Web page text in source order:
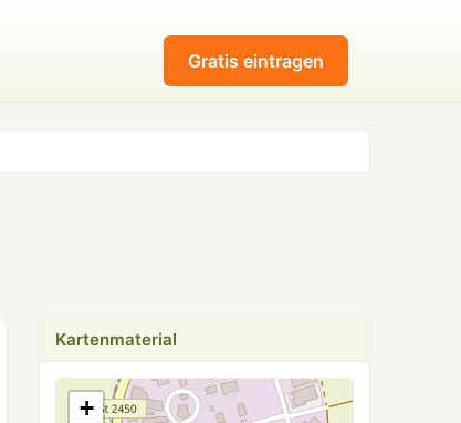
Gratis eintragen
Kartenmaterial
+